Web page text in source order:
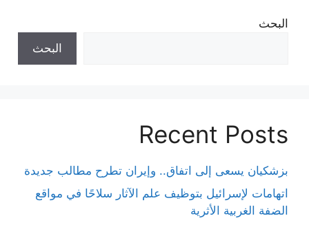
البحث
البحث
Recent Posts
بزشكيان يسعى إلى اتفاق.. وإيران تطرح مطالب جديدة
اتهامات لإسرائيل بتوظيف علم الآثار سلاحًا في مواقع
الضفة الغربية الأثرية